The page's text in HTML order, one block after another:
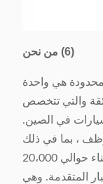
(6) من نحن
هي واحدة
والتي تتخصص
في الصين.
لديها الآن ما يقرب من 150 موظف ، بما في ذلك
أكثر من 30 مهندسا وفنيا ، مع مساحة بناء حوالي 20،000
المتقدمة. وهي